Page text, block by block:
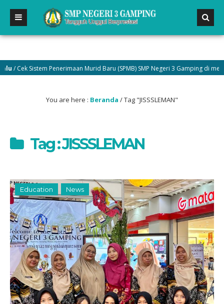
Sistem Penerimaan Murid Baru (SPMB) SMP Negeri 3 Gamping di menu
You are here : Beranda /Tag "JISSSLEMAN"
Tag : JISSSLEMAN
Education News